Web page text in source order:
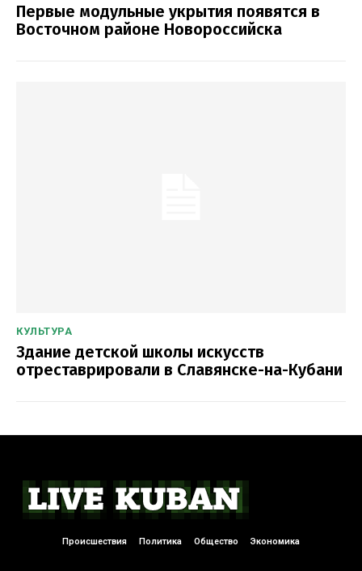
Первые модульные укрытия появятся в
Восточном районе Новороссийска
КУЛЬТУРА
Здание детской школы искусств
отреставрировали в Славянске-на-Кубани
Происшествия Политика Общество Экономика